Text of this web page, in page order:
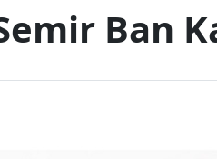
Hidrolik Motor
Ban